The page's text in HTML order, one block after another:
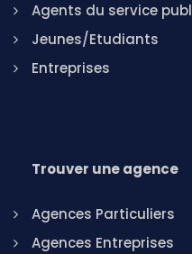
Agents du service
Jeunes/Etudiants
Entreprises
Trouver une agence
Agences Particuliers
Agences Entreprises